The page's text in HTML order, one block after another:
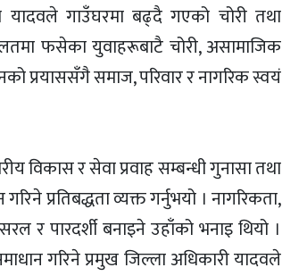
यादवले गाउँघरमा बढ्दै गएको चोरी तथा
फसेका युवाहरूबाटै चोरी, असामाजिक
प्रयाससँगै समाज, परिवार र नागरिक स्वयं
विकास र सेवा प्रवाह सम्बन्धी गुनासा तथा
प्रतिबद्धता व्यक्त गर्नुभयो । नागरिकता,
र पारदर्शी बनाइने उहाँको भनाइ थियो ।
गरिने प्रमुख जिल्ला अधिकारी यादवले